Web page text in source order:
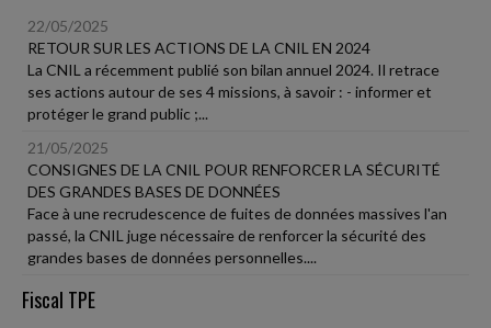
22/05/2025
RETOUR SUR LES ACTIONS DE LA CNIL EN 2024
La CNIL a récemment publié son bilan annuel 2024. Il retrace
ses actions autour de ses 4 missions, à savoir : - informer et
protéger le grand public ;...
21/05/2025
CONSIGNES DE LA CNIL POUR RENFORCER LA SÉCURITÉ
DES GRANDES BASES DE DONNÉES
Face à une recrudescence de fuites de données massives l'an
passé, la CNIL juge nécessaire de renforcer la sécurité des
grandes bases de données personnelles....
Fiscal TPE